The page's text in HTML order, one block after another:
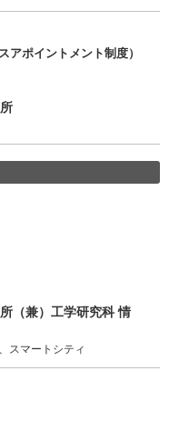
アポイントメント制度）
（兼）工学研究科 情
スマートシティ